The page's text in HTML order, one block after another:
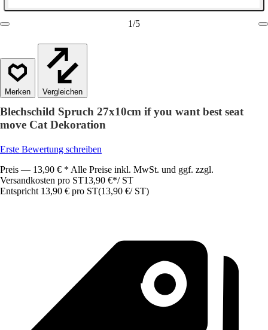
1/5
Vergleichen
Blechschild Spruch 27x10cm if you want best seat
move Cat Dekoration
Erste Bewertung schreiben
Preis — 13,90 € * Alle Preise inkl. MwSt. und ggf. zzgl.
Versandkosten pro ST13,90 €*/ ST
Entspricht 13,90 € pro ST(13,90 €/ ST)